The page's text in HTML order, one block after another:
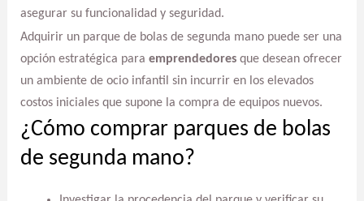
asegurar su funcionalidad y seguridad.
Adquirir un parque de bolas de segunda mano puede ser una
opción estratégica para emprendedoresque desean ofrecer
un ambiente de ocio infantil sin incurrir en los elevados
costos iniciales que supone la compra de equipos nuevos.
¿Cómo comprar parques de bolas
de segunda mano?